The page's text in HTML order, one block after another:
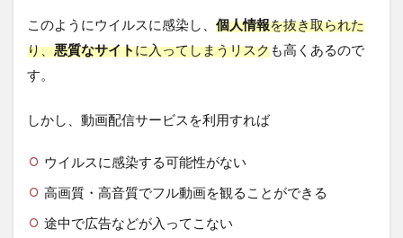
このようにウイルスに感染し、 個人情報を抜き取られた
り、悪質なサイトに入ってしまうリスクも高くあるので
す。
しかし、動画配信サービスを利用すれば
ウイルスに感染する可能性がない
高画質・高音質でフル動画を観ることができる
途中で広告などが入ってこない